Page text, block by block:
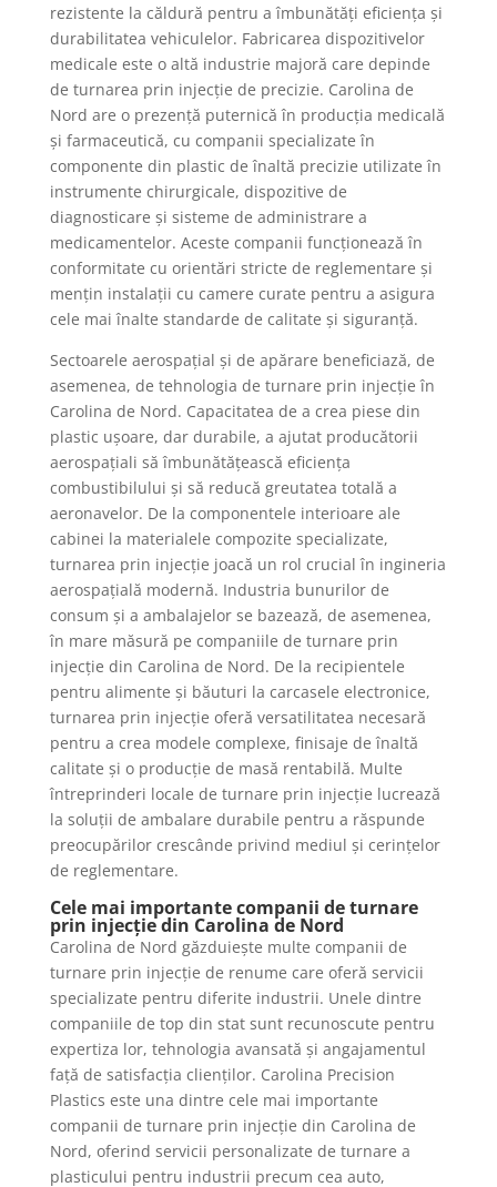
rezistente la căldură pentru a îmbunătăți eficiența și
durabilitatea vehiculelor. Fabricarea dispozitivelor
medicale este o altă industrie majoră care depinde
de turnarea prin injecție de precizie. Carolina de
Nord are o prezență puternică în producția medicală
și farmaceutică, cu companii specializate în
componente din plastic de înaltă precizie utilizate în
instrumente chirurgicale, dispozitive de
diagnosticare și sisteme de administrare a
medicamentelor. Aceste companii funcționează în
conformitate cu orientări stricte de reglementare și
mențin instalații cu camere curate pentru a asigura
cele mai înalte standarde de calitate și siguranță.
Sectoarele aerospațial și de apărare beneficiază, de
asemenea, de tehnologia de turnare prin injecție în
Carolina de Nord. Capacitatea de a crea piese din
plastic ușoare, dar durabile, a ajutat producătorii
aerospațiali să îmbunătățească eficiența
combustibilului și să reducă greutatea totală a
aeronavelor. De la componentele interioare ale
cabinei la materialele compozite specializate,
turnarea prin injecție joacă un rol crucial în ingineria
aerospațială modernă. Industria bunurilor de
consum și a ambalajelor se bazează, de asemenea,
în mare măsură pe companiile de turnare prin
injecție din Carolina de Nord. De la recipientele
pentru alimente și băuturi la carcasele electronice,
turnarea prin injecție oferă versatilitatea necesară
pentru a crea modele complexe, finisaje de înaltă
calitate și o producție de masă rentabilă. Multe
întreprinderi locale de turnare prin injecție lucrează
la soluții de ambalare durabile pentru a răspunde
preocupărilor crescânde privind mediul și cerințelor
de reglementare.
Cele mai importante companii de turnare
prin injecție din Carolina de Nord
Carolina de Nord găzduiește multe companii de
turnare prin injecție de renume care oferă servicii
specializate pentru diferite industrii. Unele dintre
companiile de top din stat sunt recunoscute pentru
expertiza lor, tehnologia avansată și angajamentul
față de satisfacția clienților. Carolina Precision
Plastics este una dintre cele mai importante
companii de turnare prin injecție din Carolina de
Nord, oferind servicii personalizate de turnare a
plasticului pentru industrii precum cea auto,